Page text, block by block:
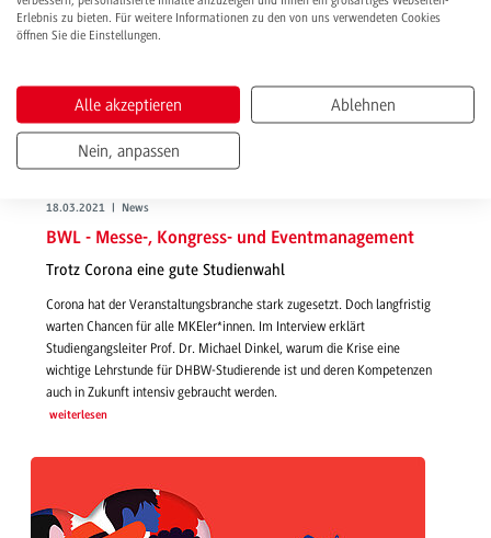
18.03.2021 | News
BWL - Messe-, Kongress- und Eventmanagement
Trotz Corona eine gute Studienwahl
Corona hat der Veranstaltungsbranche stark zugesetzt. Doch langfristig
warten Chancen für alle MKEler*innen. Im Interview erklärt
Studiengangsleiter Prof. Dr. Michael Dinkel, warum die Krise eine
wichtige Lehrstunde für DHBW-Studierende ist und deren Kompetenzen
auch in Zukunft intensiv gebraucht werden.
weiterlesen
Erlebnis zu bieten. Für weitere Informationen zu den von uns verwendeten Cookies
öffnen Sie die Einstellungen.
Alle akzeptieren Ablehnen
Nein, anpassen